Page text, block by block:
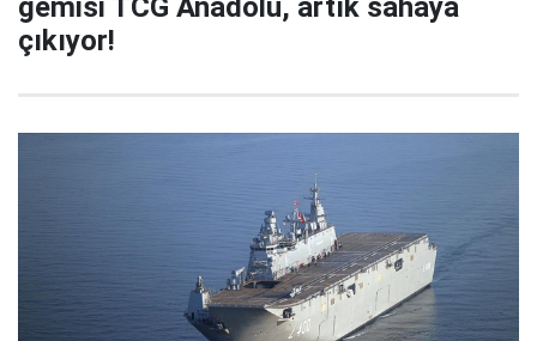
gemisi TCG Anadolu, artık sahaya
çıkıyor!